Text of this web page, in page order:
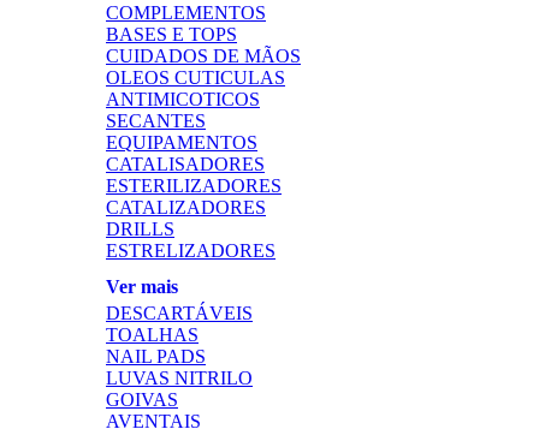
COMPLEMENTOS
BASES E TOPS
CUIDADOS DE MÃOS
OLEOS CUTICULAS
ANTIMICOTICOS
SECANTES
EQUIPAMENTOS
CATALISADORES
ESTERILIZADORES
CATALIZADORES
DRILLS
ESTRELIZADORES
Ver mais
DESCARTÁVEIS
TOALHAS
NAIL PADS
LUVAS NITRILO
GOIVAS
AVENTAIS